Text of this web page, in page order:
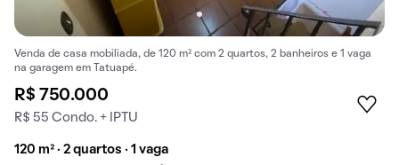
Venda de casa mobiliada, de 120 m² com 2 quartos, 2 banheiros e 1 vaga
na garagem em Tatuapé.
R$ 750.000
R$ 55 Condo. + IPTU
120 m² · 2 quartos · 1 vaga